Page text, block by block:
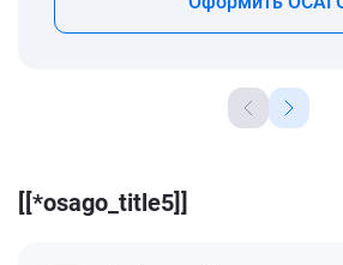
[[*osago_title5]]